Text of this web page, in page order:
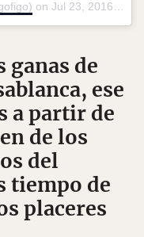
on Jul 23, 2016 at 8:56am PDT
ganas de
ese
a partir de
de los
del
tiempo de
placeres